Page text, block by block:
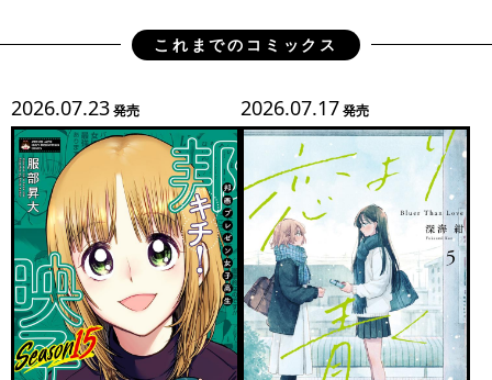
これまでのコミックス
2026.07.23 発売 2026.07.17 発売